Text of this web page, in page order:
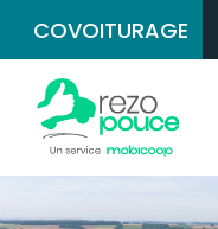
COVOITURAGE